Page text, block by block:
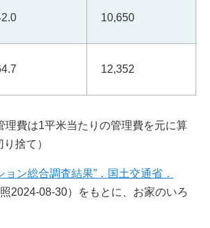
10,650
12,352
費は1平米当たりの管理費を元に算
捨て）
ン総合調査結果”．国土交通省．
2024-08-30）をもとに、お家のいろ